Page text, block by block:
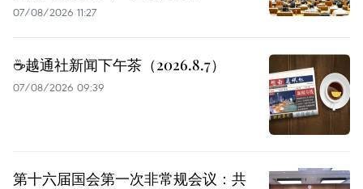
07/08/2026 11:27
☕️越通社新闻下午茶（2026.8.7）
07/08/2026 09:39
第十六届国会第一次非常规会议：共